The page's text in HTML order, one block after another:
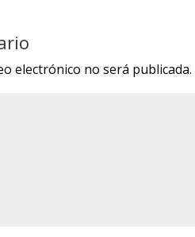
electrónico no será publicada.